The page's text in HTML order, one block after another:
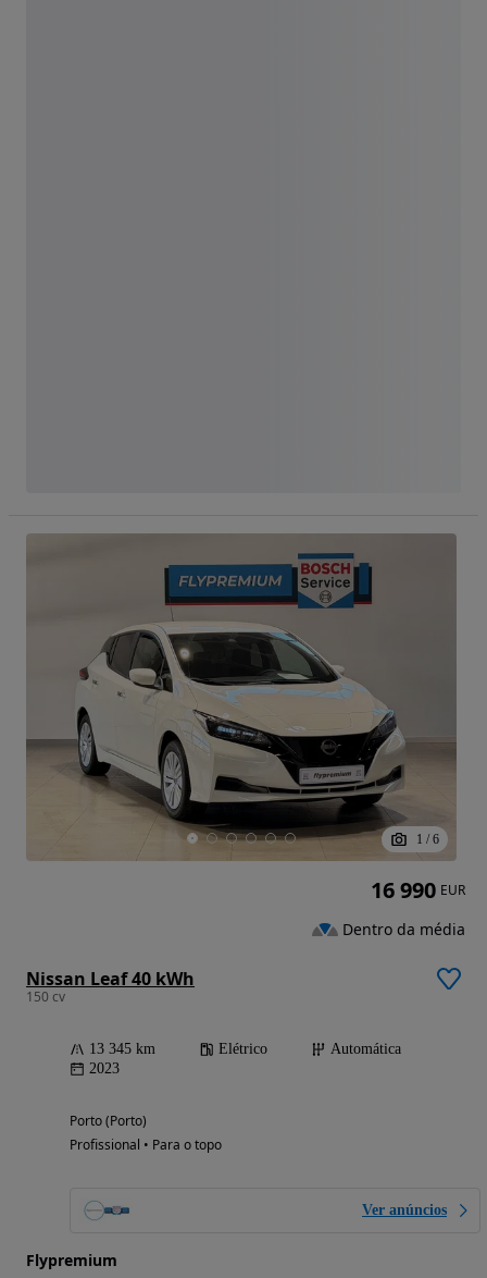
1 / 6
Nissan Leaf 40 kWh
150 cv
13 345 km Elétrico
Automática
2023
Porto (Porto)
Profissional • Para o topo
Ver anúncios
Flypremium
16 990 EUR
Dentro da média